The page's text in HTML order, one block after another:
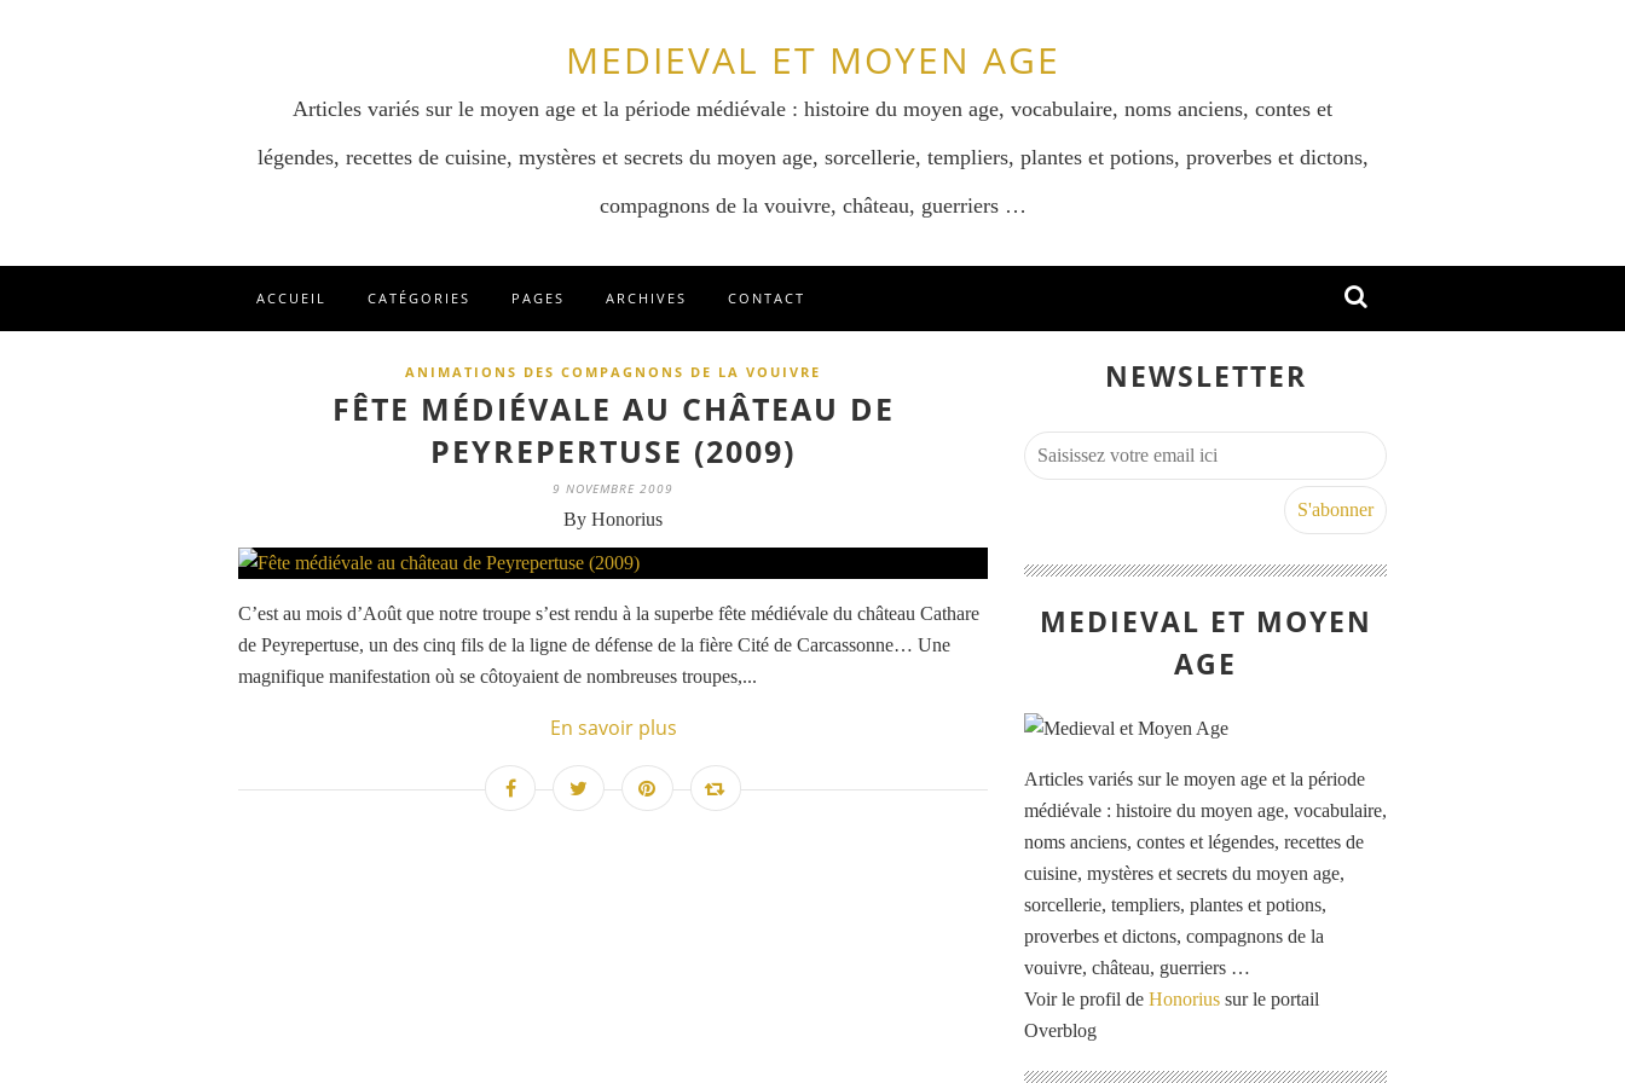
MEDIEVAL ET MOYEN AGE
Articles variés sur le moyen age et la période médiévale : histoire du moyen age, vocabulaire, noms anciens, contes et
légendes, recettes de cuisine, mystères et secrets du moyen age, sorcellerie, templiers, plantes et potions, proverbes et dictons,
compagnons de la vouivre, château, guerriers …
ACCUEIL CATÉGORIES PAGES ARCHIVES CONTACT
ANIMATIONS DES COMPAGNONS DE LA VOUIVRE
FÊTE MÉDIÉVALE AU CHÂTEAU DE
PEYREPERTUSE (2009)
9 NOVEMBRE 2009
By Honorius
C’est au mois d’Août que notre troupe s’est rendu à la superbe fête médiévale du château Cathare
de Peyrepertuse, un des cinq fils de la ligne de défense de la fière Cité de Carcassonne… Une
magnifique manifestation où se côtoyaient de nombreuses troupes,...
En savoir plus
NEWSLETTER
MEDIEVAL ET MOYEN
AGE
Articles variés sur le moyen age et la période
médiévale : histoire du moyen age, vocabulaire,
noms anciens, contes et légendes, recettes de
cuisine, mystères et secrets du moyen age,
sorcellerie, templiers, plantes et potions,
proverbes et dictons, compagnons de la
vouivre, château, guerriers …
Voir le profil de Honorius sur le portail
Overblog